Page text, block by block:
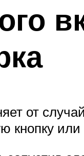
от
кнопку или